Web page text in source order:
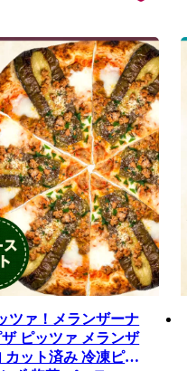
ツァ！メランザーナ
ザ ピッツァ メランザ
カット済み 冷凍ピザ
ず 惣菜 パーティー